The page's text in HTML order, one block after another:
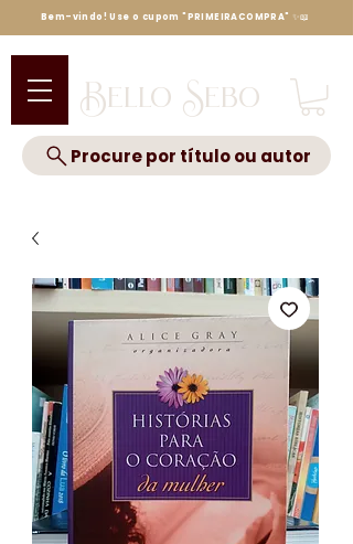
Bello Sebo
Procure por título ou autor
Bem-vindo! Use o cupom "PRIMEIRACOMPRA" ✨📖